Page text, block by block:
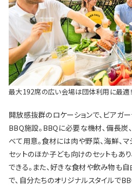
最大192席の広い会場は団体利用に最適
開放感抜群のロケーションで、ビアガ
BBQ施設。BBQに必要な機材、備長炭
べて用意。食材には肉や野菜、海鮮、
セットのほか子ども向けのセットもあ
できる。また、好きな食材や飲み物も
で、自分たちのオリジナルスタイルで